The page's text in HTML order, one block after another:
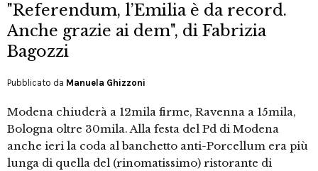
"Referendum, l’Emilia è da record.
Anche grazie ai dem", di Fabrizia
Bagozzi
Pubblicato da Manuela Ghizzoni
Modena chiuderà a 12mila firme, Ravenna a 15mila,
Bologna oltre 30mila. Alla festa del Pd di Modena
anche ieri la coda al banchetto anti-Porcellum era più
lunga di quella del (rinomatissimo) ristorante di